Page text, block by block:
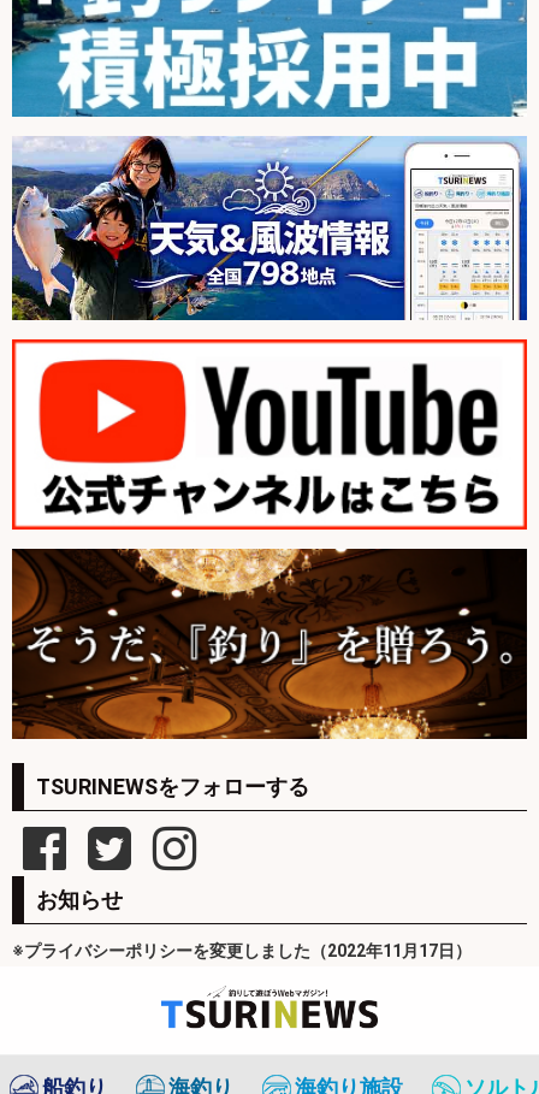
TSURINEWSをフォローする
お知らせ
※プライバシーポリシーを変更しました（2022年11月17日）
船釣り 海釣り 海釣り施設 ソルト